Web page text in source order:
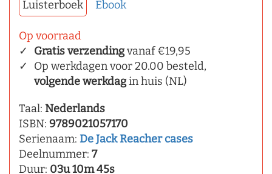
Luisterboek
Ebook
Op voorraad
Gratis verzendingvanaf €19,95
Op werkdagen voor 20.00 besteld,
volgende werkdagin huis (NL)
Taal: Nederlands
ISBN: 9789021057170
Serienaam: De Jack Reacher cases
Deelnummer: 7
Duur: 03u 10m 45s